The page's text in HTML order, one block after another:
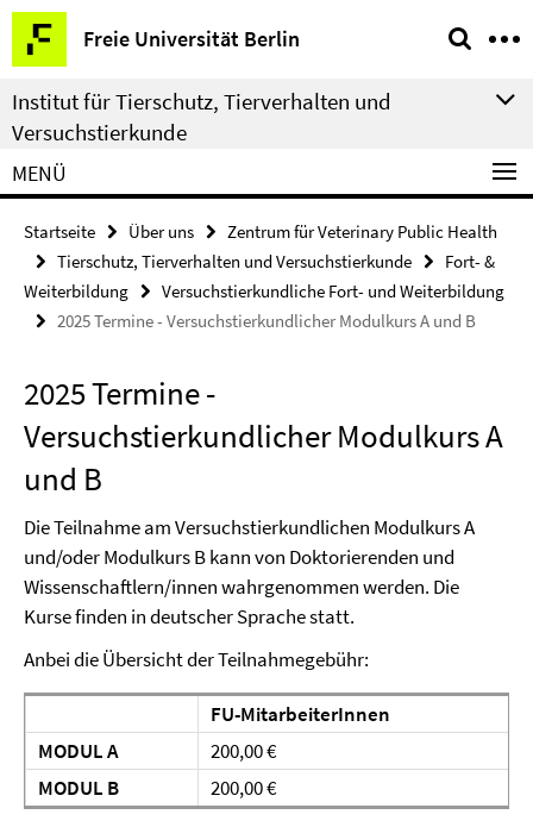
Springe
direkt
zu
Inhalt
Freie Universität Berlin
Service-
Navigation
Institut für Tierschutz, Tierverhalten und
Versuchstierkunde
MENÜ
Startseite Über uns
Zentrum für Veterinary Public Health
Tierschutz, Tierverhalten und Versuchstierkunde
Fort- &
Weiterbildung
Versuchstierkundliche Fort- und Weiterbildung
2025 Termine - Versuchstierkundlicher Modulkurs A und B
2025 Termine -
Versuchstierkundlicher Modulkurs A
und B
Die Teilnahme am Versuchstierkundlichen Modulkurs A
und/oder Modulkurs B kann von Doktorierenden und
Wissenschaftlern/innen wahrgenommen werden. Die
Kurse finden in deutscher Sprache statt.
Anbei die Übersicht der Teilnahmegebühr:
FU-MitarbeiterInnen
MODUL A
200,00 €
MODUL B
200,00 €